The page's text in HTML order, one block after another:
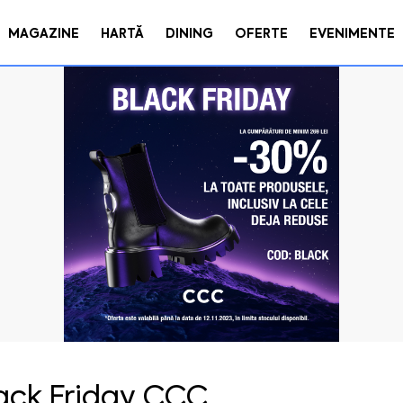
MAGAZINE HARTĂ DINING OFERTE EVENIMENTE